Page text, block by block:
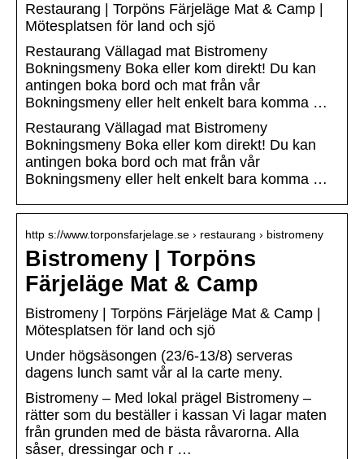
Restaurang | Torpöns Färjeläge Mat & Camp |
Mötesplatsen för land och sjö
Restaurang Vällagad mat Bistromeny
Bokningsmeny Boka eller kom direkt! Du kan
antingen boka bord och mat från vår
Bokningsmeny eller helt enkelt bara komma …
Restaurang Vällagad mat Bistromeny
Bokningsmeny Boka eller kom direkt! Du kan
antingen boka bord och mat från vår
Bokningsmeny eller helt enkelt bara komma …
http s://www.torponsfarjelage.se › restaurang › bistromeny
Bistromeny | Torpöns
Färjeläge Mat & Camp
Bistromeny | Torpöns Färjeläge Mat & Camp |
Mötesplatsen för land och sjö
Under högsäsongen (23/6-13/8) serveras
dagens lunch samt vår al la carte meny.
Bistromeny – Med lokal prägel Bistromeny –
rätter som du beställer i kassan Vi lagar maten
från grunden med de bästa råvarorna. Alla
såser, dressingar och r …